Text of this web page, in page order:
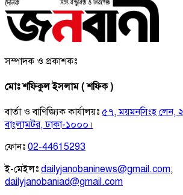
সম্পাদক ও প্রকাশকঃ
মোঃ শফিকুল ইসলাম ( শফিক )
বার্তা ও বাণিজ্যিক কার্যালয়ঃ ৫৭, ময়মনসিংহ লেন,
বাংলামটর, ঢাকা-১০০০।
ফোনঃ 02-44615293
ই-মেইলঃ dailyjanobaninews@gmail.com;
dailyjanobaniad@gmail.com